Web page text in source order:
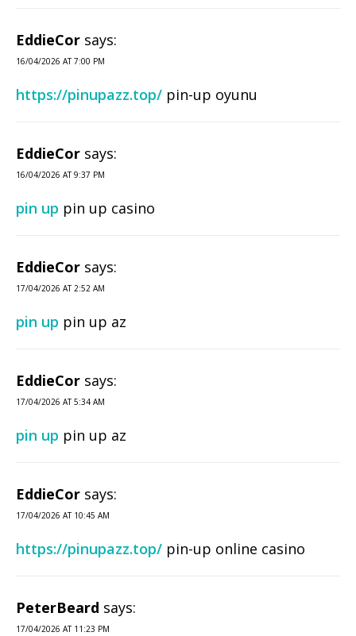
EddieCor says:
16/04/2026 AT 7:00 PM
https://pinupazz.top/ pin-up oyunu
EddieCor says:
16/04/2026 AT 9:37 PM
pin up pin up casino
EddieCor says:
17/04/2026 AT 2:52 AM
pin up pin up az
EddieCor says:
17/04/2026 AT 5:34 AM
pin up pin up az
EddieCor says:
17/04/2026 AT 10:45 AM
https://pinupazz.top/ pin-up online casino
PeterBeard says:
17/04/2026 AT 11:23 PM